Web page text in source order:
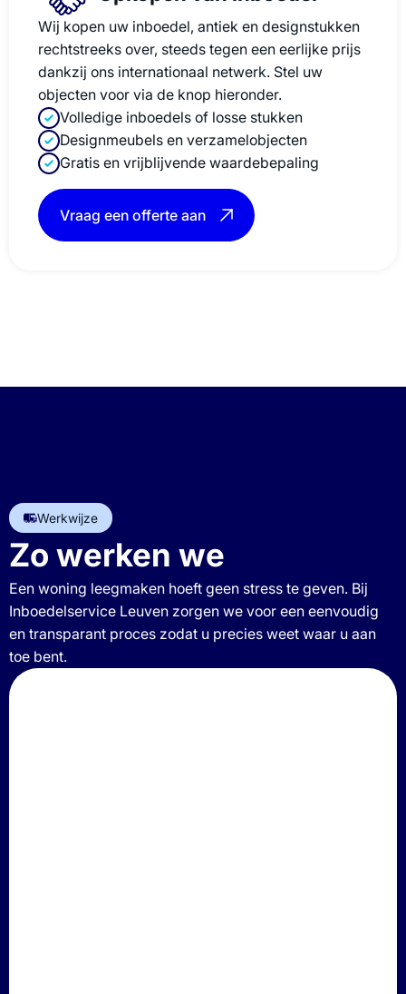
Wij kopen uw inboedel, antiek en designstukken
rechtstreeks over, steeds tegen een eerlijke prijs
dankzij ons internationaal netwerk. Stel uw
objecten voor via de knop hieronder.
Volledige inboedels of losse stukken
Designmeubels en verzamelobjecten
Gratis en vrijblijvende waardebepaling
Vraag een offerte aan
Werkwijze
Zo werken we
Een woning leegmaken hoeft geen stress te geven. Bij
Inboedelservice Leuven zorgen we voor een eenvoudig
en transparant proces zodat u precies weet waar u aan
toe bent.
3